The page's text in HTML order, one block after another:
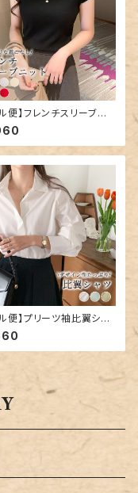
便】フレンチスリーブニッ
ル便】プリーツ袖比翼シャ